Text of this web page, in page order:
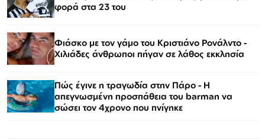
φορά στα 23 του
Φιάσκο με τον γάμο του Κριστιάνο Ρονάλντο -
Χιλιάδες άνθρωποι πήγαν σε λάθος εκκλησία
Πώς έγινε η τραγωδία στην Πάρο - Η
απεγνωσμένη προσπάθεια του barman να
σώσει τον 4χρονο που πνίγηκε